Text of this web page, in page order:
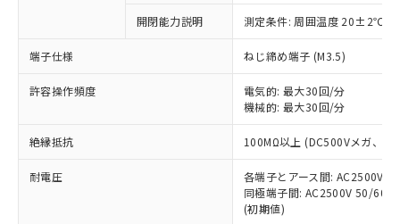
開閉能力説明 測定条件: 周囲温度 20±2℃、
端子仕様 ねじ締め端子 (M3.5)
許容操作頻度
電気的: 最大30回/分
機械的: 最大30回/分
絶縁抵抗 100MΩ以上 (DC500Vメガ、点
耐電圧
各端子とアース間: AC2500V
同極端子間: AC2500V 50/
(初期値)
ご利用ください。
本サービスは、当社制御機器事業取扱
商品の当社在庫状況および標準価格
(税抜)を提供させていただくもので
当社制御機器事業取扱商品の中には、
本サービスの対象外となる商品もある
ことをご了承ください。
在庫状況および標準価格照会結果は、
対応予定なし：EU RoHS指令（10物質）の
非含有に非対応の商品で、対応品を出す予
定はありません。
調査・確認中：EU RoHS指令（10物質）の
非含有の対応状況を調査中または確認中の
害物質有無と関係のない商品です。
仕入先様の事情により、非含有部品として
いたものが、含有品と判明した場合などや
むを得ず変更することがあります。
※1 中国RoHS○×表
「○」：最大均質材料含有率が中国RoHSの
基準値以下であることを示します。
「×」：最大均質材料含有率が中国RoHSの
基準値を超えていることを示します。
「－」：未確認です。当社販売部門へお問
当社は、これら貴社製品のうち、外国
為替および外国貿易法に定める商品